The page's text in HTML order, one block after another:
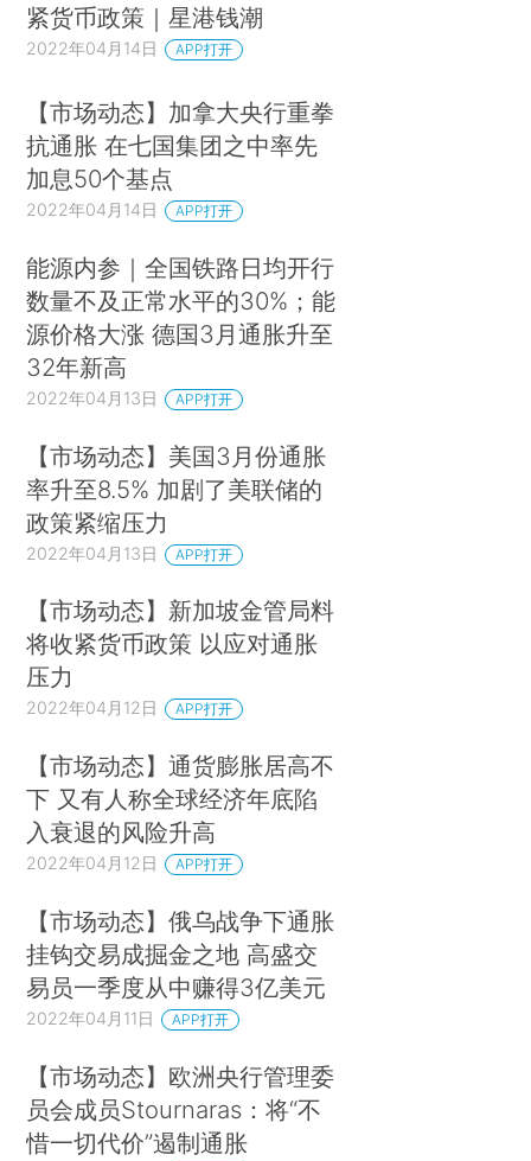
紧货币政策｜星港钱潮
2022年04月14日 APP打开
【市场动态】加拿大央行重拳
抗通胀 在七国集团之中率先
加息50个基点
2022年04月14日 APP打开
能源内参｜全国铁路日均开行
数量不及正常水平的30%；能
源价格大涨 德国3月通胀升至
32年新高
2022年04月13日 APP打开
【市场动态】美国3月份通胀
率升至8.5% 加剧了美联储的
政策紧缩压力
2022年04月13日 APP打开
【市场动态】新加坡金管局料
将收紧货币政策 以应对通胀
压力
2022年04月12日 APP打开
【市场动态】通货膨胀居高不
下 又有人称全球经济年底陷
入衰退的风险升高
2022年04月12日 APP打开
【市场动态】俄乌战争下通胀
挂钩交易成掘金之地 高盛交
易员一季度从中赚得3亿美元
2022年04月11日 APP打开
【市场动态】欧洲央行管理委
员会成员Stournaras：将“不
惜一切代价”遏制通胀